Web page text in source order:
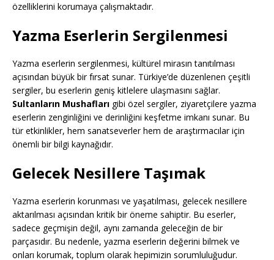
özelliklerini korumaya çalışmaktadır.
Yazma Eserlerin Sergilenmesi
Yazma eserlerin sergilenmesi, kültürel mirasın tanıtılması
açısından büyük bir fırsat sunar. Türkiye’de düzenlenen çeşitli
sergiler, bu eserlerin geniş kitlelere ulaşmasını sağlar.
Sultanların Mushafları gibi özel sergiler, ziyaretçilere yazma
eserlerin zenginliğini ve derinliğini keşfetme imkanı sunar. Bu
tür etkinlikler, hem sanatseverler hem de araştırmacılar için
önemli bir bilgi kaynağıdır.
Gelecek Nesillere Taşımak
Yazma eserlerin korunması ve yaşatılması, gelecek nesillere
aktarılması açısından kritik bir öneme sahiptir. Bu eserler,
sadece geçmişin değil, aynı zamanda geleceğin de bir
parçasıdır. Bu nedenle, yazma eserlerin değerini bilmek ve
onları korumak, toplum olarak hepimizin sorumluluğudur.